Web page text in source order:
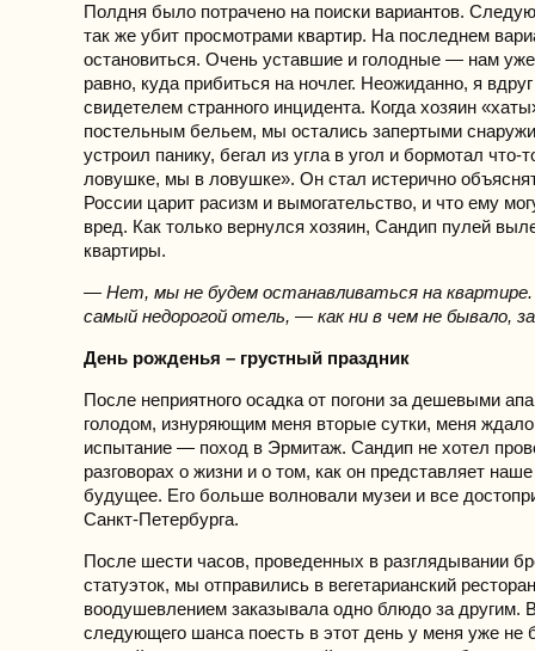
Полдня было потрачено на поиски вариантов.
так же убит просмотрами квартир. На последнем
остановиться. Очень уставшие и голодные — нам
равно, куда прибиться на ночлег. Неожиданно, я
свидетелем странного инцидента. Когда хозяин
постельным бельем, мы остались запертыми
устроил панику, бегал из угла в угол и бормотал что-
ловушке, мы в ловушке». Он стал истерично
России царит расизм и вымогательство, и что ему
вред. Как только вернулся хозяин, Сандип пулей
квартиры.
— Нет, мы не будем останавливаться на
самый недорогой отель, — как ни в чем не бывало,
День рожденья – грустный праздник
После неприятного осадка от погони за дешевыми
голодом, изнуряющим меня вторые сутки, меня
испытание — поход в Эрмитаж. Сандип не хотел
разговорах о жизни и о том, как он представляет
будущее. Его больше волновали музеи и все
Санкт-Петербурга.
После шести часов, проведенных в разглядывании
статуэток, мы отправились в вегетарианский
воодушевлением заказывала одно блюдо за другим.
следующего шанса поесть в этот день у меня уже